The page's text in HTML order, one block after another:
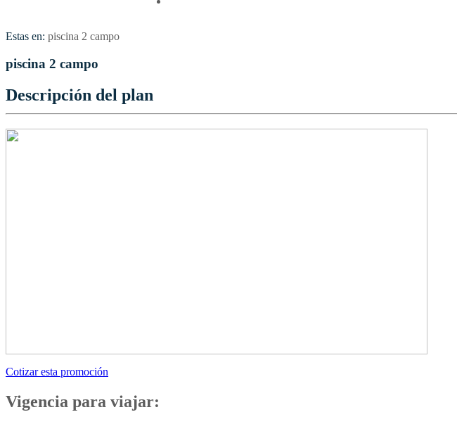
Estas en: piscina 2 campo
piscina 2 campo
Descripción del plan
Cotizar esta promoción
Vigencia para viajar: